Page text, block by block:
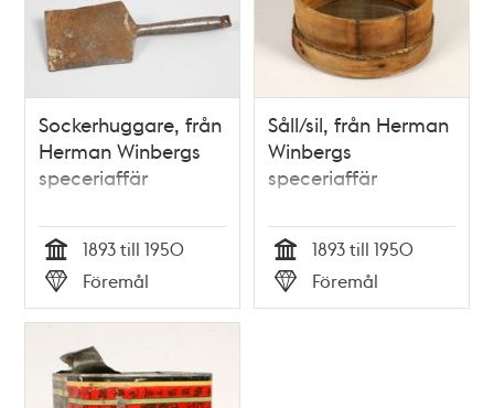
Sockerhuggare, från
Herman Winbergs
speceriaffär
Tid
1893 till 1950
Typ
Föremål
Såll/sil, från Herman
Winbergs
speceriaffär
Tid
1893 till 1950
Typ
Föremål